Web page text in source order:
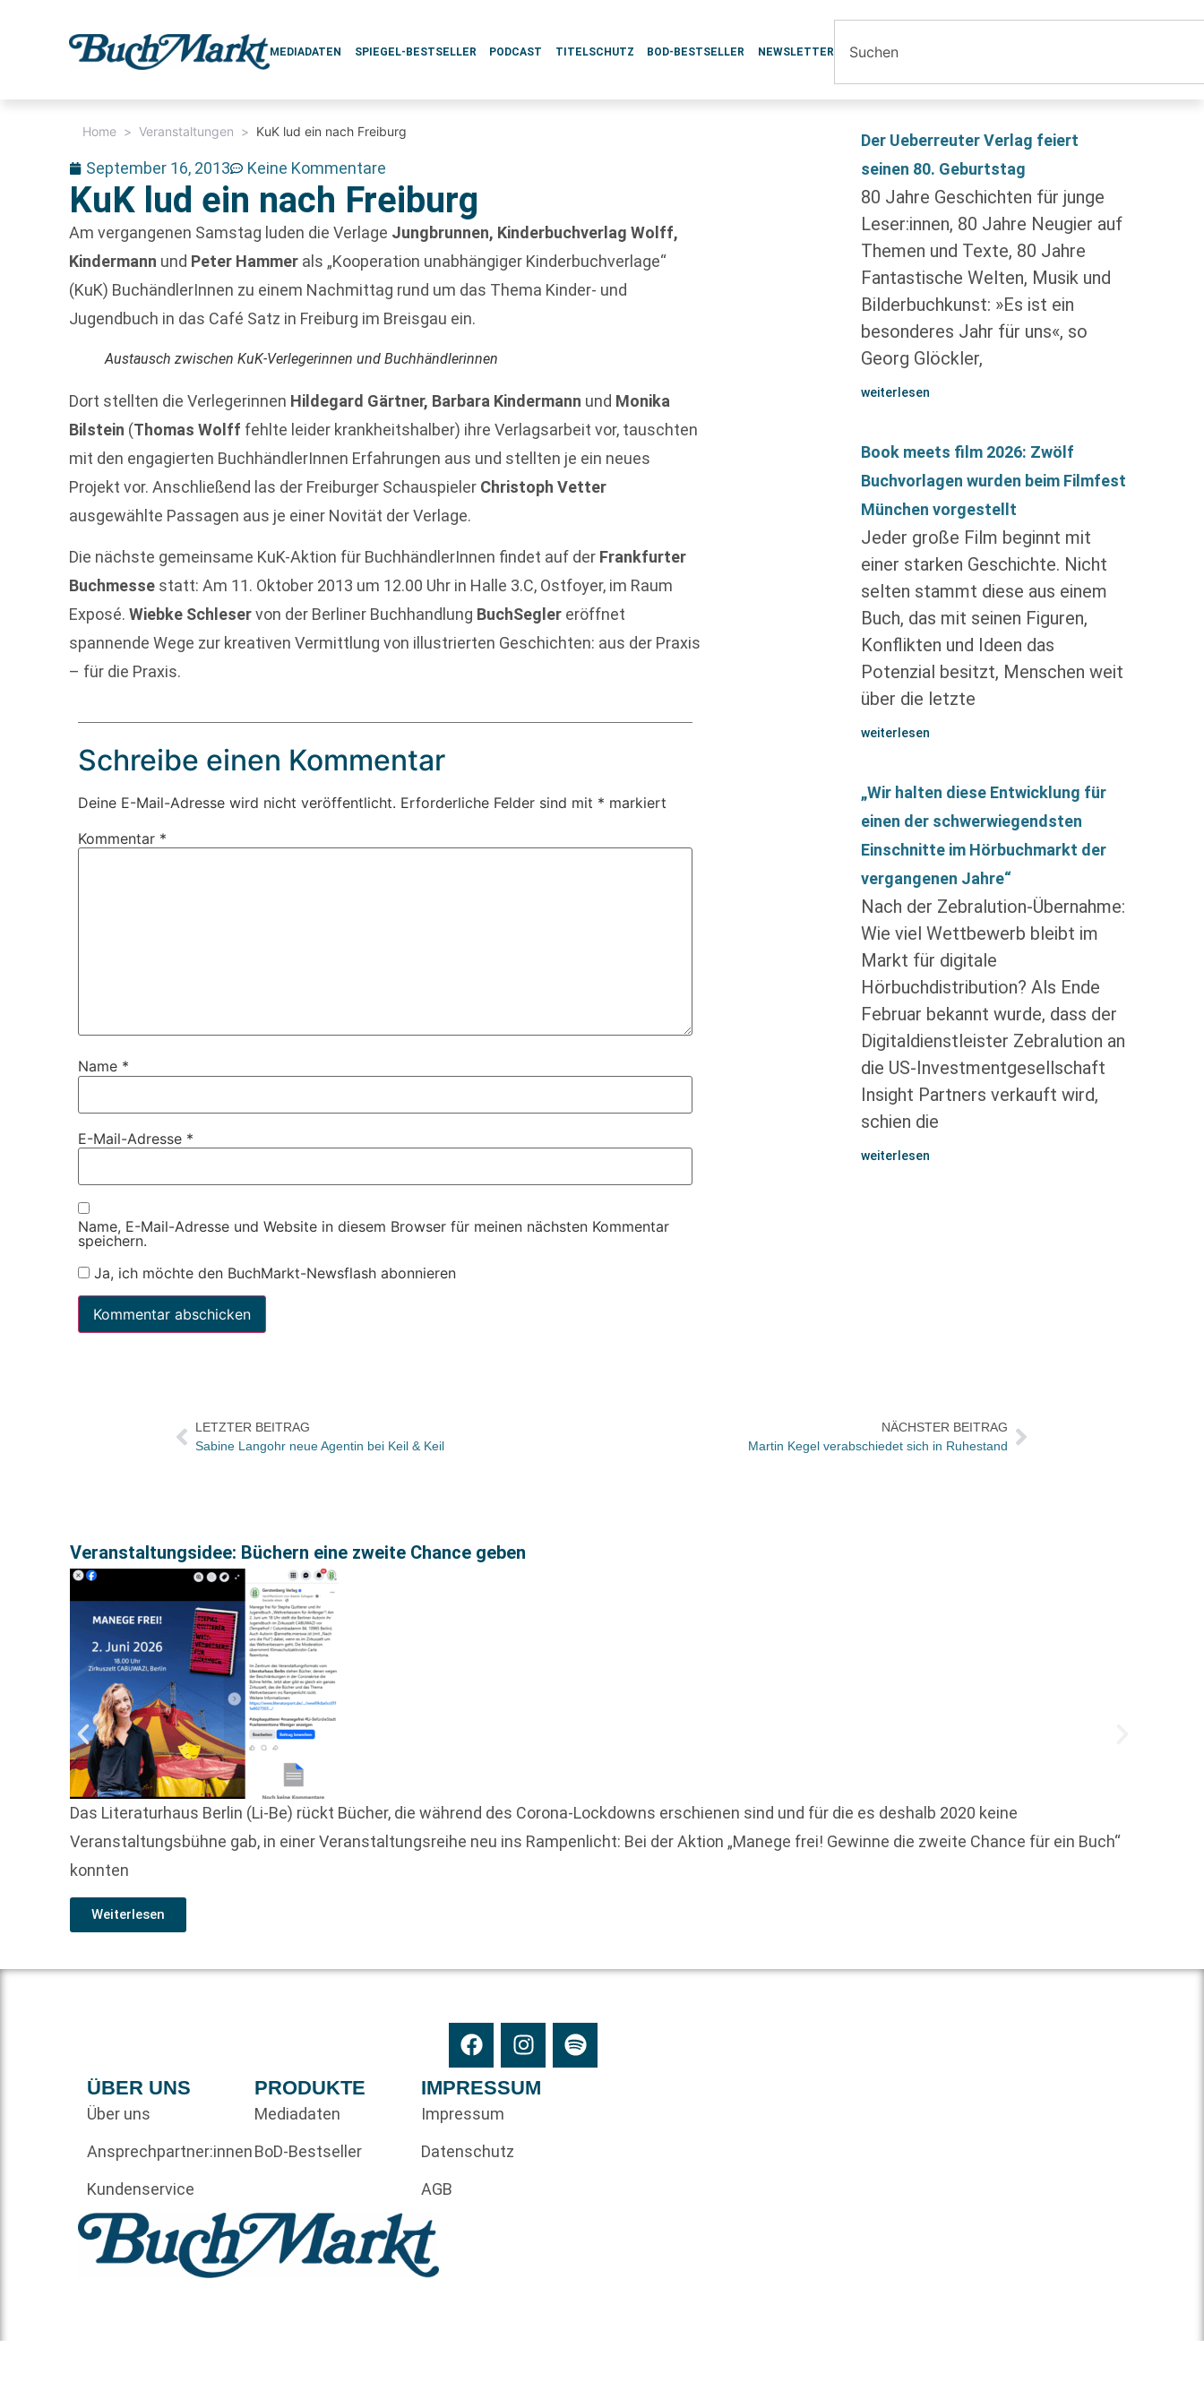
MEDIADATEN SPIEGEL-BESTSELLER PODCAST TITELSCHUTZ BOD-BESTSELLER NEWSLETTER
Home > Veranstaltungen > KuK lud ein nach Freiburg
September 16, 2013 Keine Kommentare
KuK lud ein nach Freiburg
Am vergangenen Samstag luden die Verlage Jungbrunnen, Kinderbuchverlag Wolff,
Kindermann und Peter Hammer als „Kooperation unabhängiger Kinderbuchverlage“
(KuK) BuchändlerInnen zu einem Nachmittag rund um das Thema Kinder- und
Jugendbuch in das Café Satz in Freiburg im Breisgau ein.
Austausch zwischen KuK-Verlegerinnen und Buchhändlerinnen
Dort stellten die Verlegerinnen Hildegard Gärtner, Barbara Kindermann und Monika
Bilstein (Thomas Wolff fehlte leider krankheitshalber) ihre Verlagsarbeit vor, tauschten
mit den engagierten BuchhändlerInnen Erfahrungen aus und stellten je ein neues
Projekt vor. Anschließend las der Freiburger Schauspieler Christoph Vetter
ausgewählte Passagen aus je einer Novität der Verlage.
Die nächste gemeinsame KuK-Aktion für BuchhändlerInnen findet auf der Frankfurter
Buchmesse statt: Am 11. Oktober 2013 um 12.00 Uhr in Halle 3.C, Ostfoyer, im Raum
Exposé.Wiebke Schleservon der Berliner Buchhandlung BuchSegler eröffnet
spannende Wege zur kreativen Vermittlung von illustrierten Geschichten: aus der Praxis
– für die Praxis.
Schreibe einen Kommentar
Deine E-Mail-Adresse wird nicht veröffentlicht. Erforderliche Felder sind mit * markiert
Kommentar *
Name *
E-Mail-Adresse *
Name, E-Mail-Adresse und Website in diesem Browser für meinen nächsten Kommentar
speichern.
Ja, ich möchte den BuchMarkt-Newsflash abonnieren
Der Ueberreuter Verlag feiert
seinen 80. Geburtstag
80 Jahre Geschichten für junge
Leser:innen, 80 Jahre Neugier auf
Themen und Texte, 80 Jahre
Fantastische Welten, Musik und
Bilderbuchkunst: »Es ist ein
besonderes Jahr für uns«, so
Georg Glöckler,
weiterlesen
Book meets film 2026: Zwölf
Buchvorlagen wurden beim Filmfest
München vorgestellt
Jeder große Film beginnt mit
einer starken Geschichte. Nicht
selten stammt diese aus einem
Buch, das mit seinen Figuren,
Konflikten und Ideen das
Potenzial besitzt, Menschen weit
über die letzte
weiterlesen
„Wir halten diese Entwicklung für
einen der schwerwiegendsten
Einschnitte im Hörbuchmarkt der
vergangenen Jahre“
Nach der Zebralution-Übernahme:
Wie viel Wettbewerb bleibt im
Markt für digitale
Hörbuchdistribution? Als Ende
Februar bekannt wurde, dass der
Digitaldienstleister Zebralution an
die US-Investmentgesellschaft
Insight Partners verkauft wird,
schien die
weiterlesen
LETZTER BEITRAG
Sabine Langohr neue Agentin bei Keil & Keil
NÄCHSTER BEITRAG
Martin Kegel verabschiedet sich in Ruhestand
Veranstaltungsidee: Büchern eine zweite Chance geben
Das Literaturhaus Berlin (Li-Be) rückt Bücher, die während des Corona-Lockdowns erschienen sind und für die es deshalb 2020 keine
Veranstaltungsbühne gab, in einer Veranstaltungsreihe neu ins Rampenlicht: Bei der Aktion „Manege frei! Gewinne die zweite Chance für ein Buch“
konnten
Weiterlesen
ÜBER UNS
Über uns
Ansprechpartner:innen
Kundenservice
PRODUKTE
Mediadaten
BoD-Bestseller
IMPRESSUM
Impressum
Datenschutz
AGB